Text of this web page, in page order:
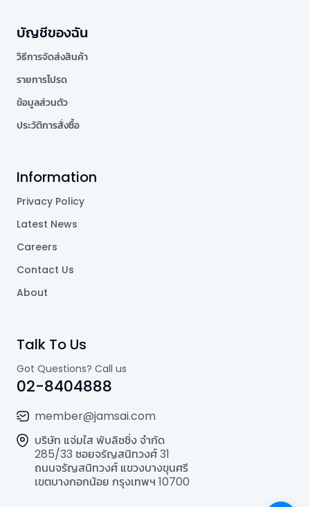
บัญชีของฉัน
วิธีการจัดส่งสินค้า
รายการโปรด
ข้อมูลส่วนตัว
ประวัติการสั่งซื้อ
Information
Privacy Policy
Latest News
Careers
Contact Us
About
Talk To Us
Got Questions? Call us
02-8404888
member@jamsai.com
บริษัท แจ่มใส พับลิชชิ่ง จำกัด
285/33 ซอยจรัญสนิทวงศ์ 31
ถนนจรัญสนิทวงศ์ แขวงบางขุนศรี
เขตบางกอกน้อย กรุงเทพฯ 10700